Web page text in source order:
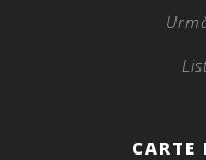
CARTE